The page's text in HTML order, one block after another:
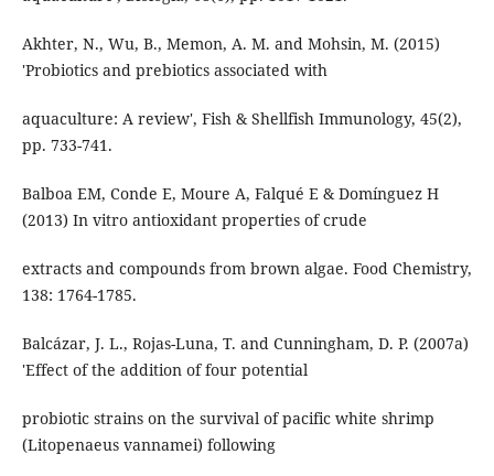
Akhter, N., Wu, B., Memon, A. M. and Mohsin, M. (2015)
'Probiotics and prebiotics associated with
aquaculture: A review', Fish & Shellfish Immunology, 45(2),
pp. 733-741.
Balboa EM, Conde E, Moure A, Falqué E & Domínguez H
(2013) In vitro antioxidant properties of crude
extracts and compounds from brown algae. Food Chemistry,
138: 1764-1785.
Balcázar, J. L., Rojas-Luna, T. and Cunningham, D. P. (2007a)
'Effect of the addition of four potential
probiotic strains on the survival of pacific white shrimp
(Litopenaeus vannamei) following